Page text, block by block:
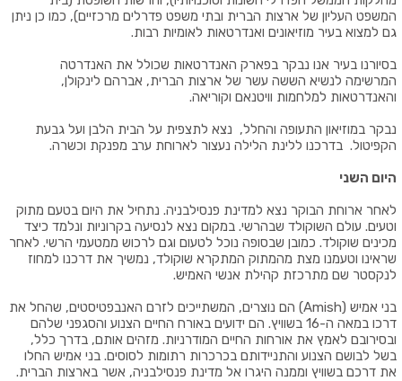
המשפט העליון של ארצות הברית ובתי משפט פדרלים מרכזיים), כמו כן ניתן
גם למצוא בעיר מוזיאונים ואנדרטאות לאומיות רבות.
בסיורנו בעיר אנו נבקר בפארק האנדרטאות שכולל את האנדרטה
המרשימה לנשיא הששה עשר של ארצות הברית, אברהם לינקולן,
והאנדרטאות למלחמות וויטנאם וקוריאה.
נבקר במוזיאון התעופה והחלל, נצא לתצפית על הבית הלבן ועל גבעת
הקפיטול. בדרכנו ללינת הלילה נעצור לארוחת ערב מפנקת וכשרה.
היום השני
לאחר ארוחת הבוקר נצא למדינת פנסילבניה. נתחיל את היום בטעם מתוק
וטעים. עולם השוקולד שבהרשי. במקום נצא לנסיעה בקרוניות ונלמד כיצד
מכינים שוקולד. כמובן שבסופה נוכל לטעום וגם לרכוש ממטעמי הרשי. לאחר
שראינו וטעמנו מצת מהמתוק המתקרא שוקולד, נמשיך את דרכנו למחוז
לנקסטר שם מתרכזת קהילת אנשי האמיש.
בני אמיש (Amish)
הם נוצרים, המשתייכים לזרם האנבפטיסטים, שהחל את
דרכו במאה ה-16 בשוויץ
. הם ידועים באורח החיים הצנוע והסגפני שלהם
ובסירובם לאמץ את אורחות החיים המודרניות. מזהים אותם, בדרך כלל,
בשל לבושם הצנוע והתניידותם בכרכרות רתומות לסוסים. בני אמיש החלו
את דרכם בשוויץ וממנה היגרו אל מדינת פנסילבניה, אשר בארצות הברית.